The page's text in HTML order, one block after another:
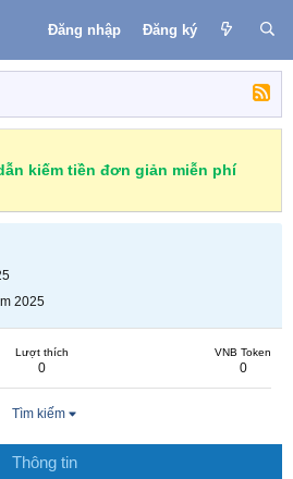
Đăng nhập Đăng ký
kiếm tiền đơn giản miễn phí
2025
Lượt thích
0
VNB Token
0
Tìm kiếm
Thông tin